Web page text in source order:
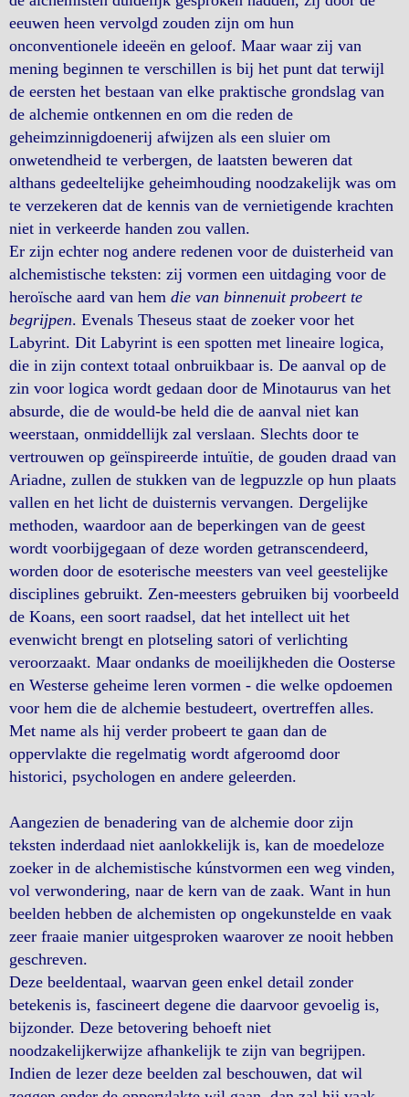
eeuwen heen vervolgd zouden zijn om hun
onconventionele ideeën en geloof. Maar waar zij van
mening beginnen te verschillen is bij het punt dat terwijl
de eersten het bestaan van elke praktische grondslag van
de alchemie ontkennen en om die reden de
geheimzinnigdoenerij afwijzen als een sluier om
onwetendheid te verbergen, de laatsten beweren dat
althans gedeeltelijke geheimhouding noodzakelijk was om
te verzekeren dat de kennis van de vernietigende krachten
niet in verkeerde handen zou vallen.
Er zijn echter nog andere redenen voor de duisterheid van
alchemistische teksten: zij vormen een uitdaging voor de
heroïsche aard van hem die van binnenuit probeert te
begrijpen. Evenals Theseus staat de zoeker voor het
Labyrint. Dit Labyrint is een spotten met lineaire logica,
die in zijn context totaal onbruikbaar is. De aanval op de
zin voor logica wordt gedaan door de Minotaurus van het
absurde, die de would-be held die de aanval niet kan
weerstaan, onmiddellijk zal verslaan. Slechts door te
vertrouwen op geïnspireerde intuïtie, de gouden draad van
Ariadne, zullen de stukken van de legpuzzle op hun plaats
vallen en het licht de duisternis vervangen. Dergelijke
methoden, waardoor aan de beperkingen van de geest
wordt voorbijgegaan of deze worden getranscendeerd,
worden door de esoterische meesters van veel geestelijke
disciplines gebruikt. Zen-meesters gebruiken bij voorbeeld
de Koans, een soort raadsel, dat het intellect uit het
evenwicht brengt en plotseling satori of verlichting
veroorzaakt. Maar ondanks de moeilijkheden die Oosterse
en Westerse geheime leren vormen - die welke opdoemen
voor hem die de alchemie bestudeert, overtreffen alles.
Met name als hij verder probeert te gaan dan de
oppervlakte die regelmatig wordt afgeroomd door
historici, psychologen en andere geleerden.
Aangezien de benadering van de alchemie door zijn
teksten inderdaad niet aanlokkelijk is, kan de moedeloze
zoeker in de alchemistische kúnstvormen een weg vinden,
vol verwondering, naar de kern van de zaak. Want in hun
beelden hebben de alchemisten op ongekunstelde en vaak
zeer fraaie manier uitgesproken waarover ze nooit hebben
geschreven.
Deze beeldentaal, waarvan geen enkel detail zonder
betekenis is, fascineert degene die daarvoor gevoelig is,
bijzonder. Deze betovering behoeft niet
noodzakelijkerwijze afhankelijk te zijn van begrijpen.
Indien de lezer deze beelden zal beschouwen, dat wil